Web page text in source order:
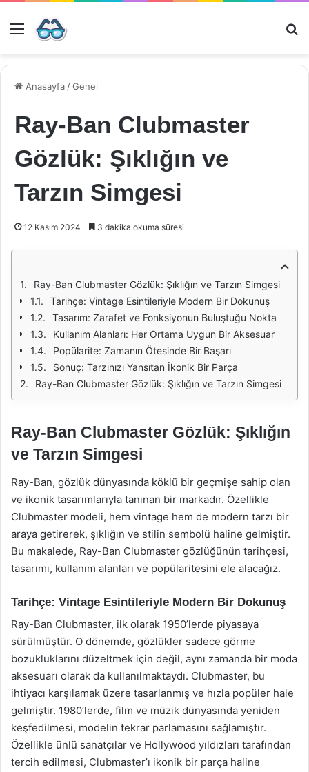
Menü
Anasayfa /Genel
Ray-Ban Clubmaster
Gözlük: Şıklığın ve
Tarzın Simgesi
12 Kasım 2024 3 dakika okuma süresi
Ray-Ban Clubmaster Gözlük: Şıklığın ve Tarzın Simgesi
Tarihçe: Vintage Esintileriyle Modern Bir Dokunuş
Tasarım: Zarafet ve Fonksiyonun Buluştuğu Nokta
Kullanım Alanları: Her Ortama Uygun Bir Aksesuar
Popülarite: Zamanın Ötesinde Bir Başarı
Sonuç: Tarzınızı Yansıtan İkonik Bir Parça
Ray-Ban Clubmaster Gözlük: Şıklığın ve Tarzın Simgesi
Ray-Ban Clubmaster Gözlük: Şıklığın
ve Tarzın Simgesi
Ray-Ban, gözlük dünyasında köklü bir geçmişe sahip olan
ve ikonik tasarımlarıyla tanınan bir markadır. Özellikle
Clubmaster modeli, hem vintage hem de modern tarzı bir
araya getirerek, şıklığın ve stilin sembolü haline gelmiştir.
Bu makalede, Ray-Ban Clubmaster gözlüğünün tarihçesi,
tasarımı, kullanım alanları ve popülaritesini ele alacağız.
Tarihçe: Vintage Esintileriyle Modern Bir Dokunuş
Ray-Ban Clubmaster, ilk olarak 1950’lerde piyasaya
sürülmüştür. O dönemde, gözlükler sadece görme
bozukluklarını düzeltmek için değil, aynı zamanda bir moda
aksesuarı olarak da kullanılmaktaydı. Clubmaster, bu
ihtiyacı karşılamak üzere tasarlanmış ve hızla popüler hale
gelmiştir. 1980’lerde, film ve müzik dünyasında yeniden
keşfedilmesi, modelin tekrar parlamasını sağlamıştır.
Özellikle ünlü sanatçılar ve Hollywood yıldızları tarafından
tercih edilmesi, Clubmaster’ı ikonik bir parça haline